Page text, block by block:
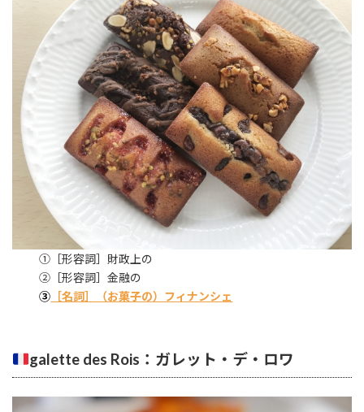
①［形容詞］財政上の
②［形容詞］金融の
③ ［名詞］（お菓子の）フィナンシェ
galette des Rois ：ガレット・デ・ロワ